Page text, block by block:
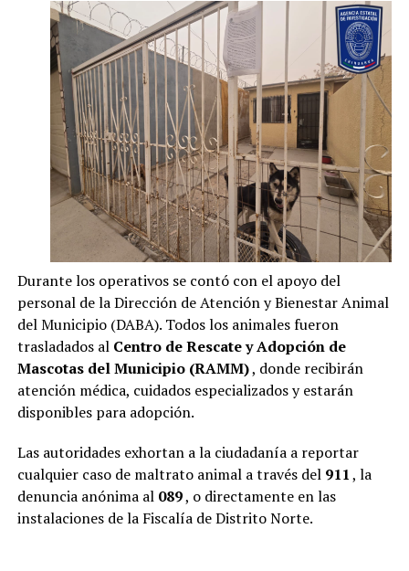
Durante los operativos se contó con el apoyo del
personal de la Dirección de Atención y Bienestar Animal
del Municipio (DABA). Todos los animales fueron
trasladados al Centro de Rescate y Adopción de
Mascotas del Municipio (RAMM), donde recibirán
atención médica, cuidados especializados y estarán
disponibles para adopción.
Las autoridades exhortan a la ciudadanía a reportar
cualquier caso de maltrato animal a través del 911, la
denuncia anónima al 089, o directamente en las
instalaciones de la Fiscalía de Distrito Norte.